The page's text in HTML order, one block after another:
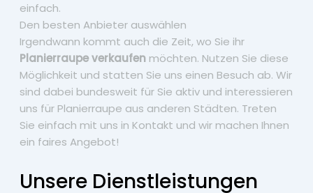
einfach.
Den besten Anbieter auswählen
Irgendwann kommt auch die Zeit, wo Sie ihr
Planierraupe verkaufen möchten. Nutzen Sie diese
Möglichkeit und statten Sie uns einen Besuch ab. Wir
sind dabei bundesweit für Sie aktiv und interessieren
uns für Planierraupe aus anderen Städten. Treten
Sie einfach mit uns in Kontakt und wir machen Ihnen
ein faires Angebot!
Unsere Dienstleistungen